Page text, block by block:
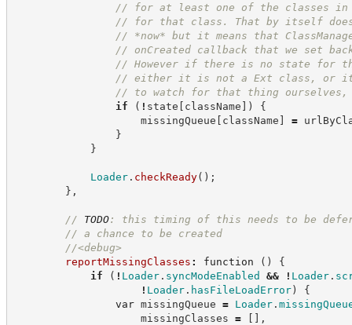
// for at least one of the classes
// for that class. That by itself
// *now* but it means that
// onCreated callback that we set
// However if there is no state for
// either it is not a Ext class, or it
// to watch for that thing ourselves,
if
( ! state [ className ] )
{
missingQueue [ className ] =
}
}
Loader. checkReady( ) ;
} ,
// TODO: this timing of this needs to be
// a chance to be created
//<debug>
reportMissingClasses : function ( )
{
if
( ! Loader. syncModeEnabled && ! Loader.
! Loader. hasFileLoadError)
{
var missingQueue = Loader.
missingClasses = [ ] ,